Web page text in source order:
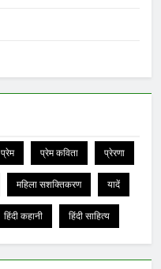
प्रेम प्रेम कविता प्रेरणा
महिला सशक्तिकरण यादें
हिंदी कहानी हिंदी साहित्य